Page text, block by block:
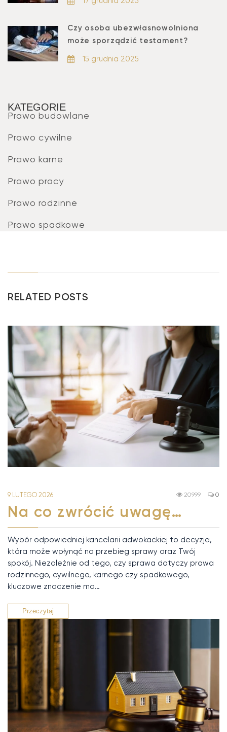
Czy osoba ubezwłasnowolniona
może sporządzić testament?
15 grudnia 2025
KATEGORIE
Prawo budowlane
Prawo cywilne
Prawo karne
Prawo pracy
Prawo rodzinne
Prawo spadkowe
RELATED POSTS
9 LUTEGO 2026 0
20999
Na co zwrócić uwagę…
Wybór odpowiedniej kancelarii adwokackiej to decyzja,
która może wpłynąć na przebieg sprawy oraz Twój
spokój. Niezależnie od tego, czy sprawa dotyczy prawa
rodzinnego, cywilnego, karnego czy spadkowego,
kluczowe znaczenie ma…
Przeczytaj